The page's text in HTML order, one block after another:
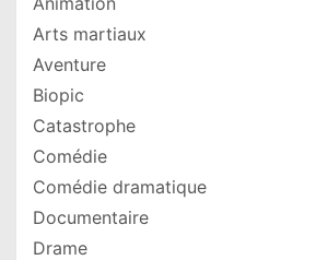
Arts martiaux
Aventure
Biopic
Catastrophe
Comédie
Comédie dramatique
Documentaire
Drame